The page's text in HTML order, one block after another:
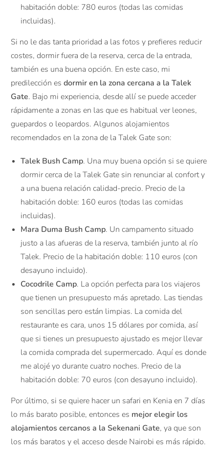
habitación doble: 780 euros (todas las comidas
incluidas).
Si no le das tanta prioridad a las fotos y prefieres reducir
costes, dormir fuera de la reserva, cerca de la entrada,
también es una buena opción. En este caso, mi
predilección esdormir en la zona cercana a la Talek
Gate. Bajo mi experiencia, desde allí se puede acceder
rápidamente a zonas en las que es habitual ver leones,
guepardos o leopardos. Algunos alojamientos
recomendados en la zona de la Talek Gate son:
Talek Bush Camp. Una muy buena opción si se quiere
dormir cerca de la Talek Gate sin renunciar al confort y
a una buena relación calidad-precio. Precio de la
habitación doble: 160 euros (todas las comidas
incluidas).
Mara Duma Bush Camp. Un campamento situado
justo a las afueras de la reserva, también junto al río
Talek. Precio de la habitación doble: 110 euros (con
desayuno incluido).
Cocodrile Camp. La opción perfecta para los viajeros
que tienen un presupuesto más apretado. Las tiendas
son sencillas pero están limpias. La comida del
restaurante es cara, unos 15 dólares por comida, así
que si tienes un presupuesto ajustado es mejor llevar
la comida comprada del supermercado. Aquí es donde
me alojé yo durante cuatro noches. Precio de la
habitación doble: 70 euros (con desayuno incluido).
Por último, si se quiere hacer un safari en Kenia en 7 días
lo más barato posible, entonces es mejor elegir los
alojamientos cercanos a la Sekenani Gate, ya que son
los más baratos y el acceso desde Nairobi es más rápido.